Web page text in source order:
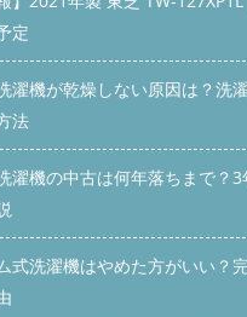
定
濯機が乾燥しない原因は？洗
法
濯機の中古は何年落ちまで？
式洗濯機はやめた方がいい？